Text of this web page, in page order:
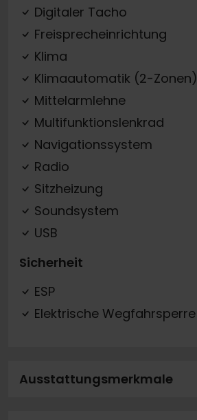
Digitaler Tacho
Freisprecheinrichtung
Klima
Klimaautomatik (2-Zonen)
Mittelarmlehne
Multifunktionslenkrad
Navigationssystem
Radio
Sitzheizung
Soundsystem
USB
Sicherheit
ESP
Elektrische Wegfahrsperre
Ausstattungsmerkmale